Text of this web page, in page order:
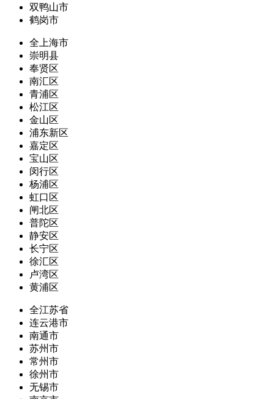
双鸭山市
鹤岗市
全上海市
崇明县
奉贤区
南汇区
青浦区
松江区
金山区
浦东新区
嘉定区
宝山区
闵行区
杨浦区
虹口区
闸北区
普陀区
静安区
长宁区
徐汇区
卢湾区
黄浦区
全江苏省
连云港市
南通市
苏州市
常州市
徐州市
无锡市